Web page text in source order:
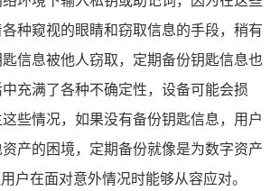
种窥视的眼睛和窃取信息的手段，稍有
信息被他人窃取，定期备份钥匙信息也
充满了各种不确定性，设备可能会损
些情况，如果没有备份钥匙信息，用户
产的困境，定期备份就像是为数字资产
户在面对意外情况时能够从容应对。